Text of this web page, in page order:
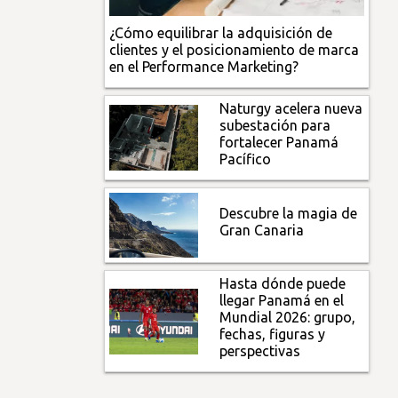
¿Cómo equilibrar la adquisición de
clientes y el posicionamiento de marca
en el Performance Marketing?
Naturgy acelera nueva
subestación para
fortalecer Panamá
Pacífico
Descubre la magia de
Gran Canaria
Hasta dónde puede
llegar Panamá en el
Mundial 2026: grupo,
fechas, figuras y
perspectivas